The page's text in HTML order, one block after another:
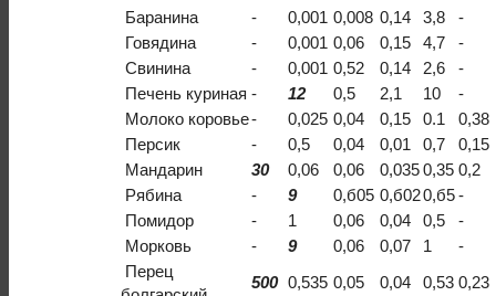
Баранина - 0,001 0,008 0,14 3,8
-
Говядина
- 0,001 0,06 0,15 4,7
-
Свинина
- 0,001 0,52 0,14 2,6
-
Печень куриная - 12 0,5 2,1 10
-
Молоко коровье- 0,025 0,04 0,15 0.1
0,38
Персик
- 0,5 0,04 0,01 0,7
0,15
Мандарин
30 0,06 0,06 0,035 0,35 0,2
Рябина
- 9 0,б05 0,б020,б5 -
Помидор
- 1 0,06 0,04 0,5
-
Морковь
- 9 0,06 0,07 1
-
Перец
500 0,535 0,05 0,04 0,53 0,23